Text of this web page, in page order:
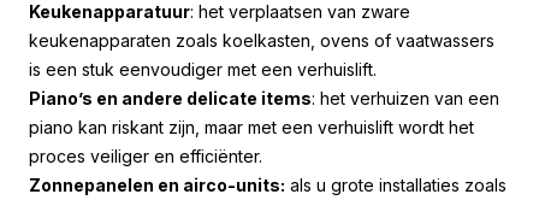
Keukenapparatuur: het verplaatsen van zware
keukenapparaten zoals koelkasten, ovens of vaatwassers
is een stuk eenvoudiger met een verhuislift.
Piano’s en andere delicate items: het verhuizen van een
piano kan riskant zijn, maar met een verhuislift wordt het
proces veiliger en efficiënter.
Zonnepanelen en airco-units: als u grote installaties zoals